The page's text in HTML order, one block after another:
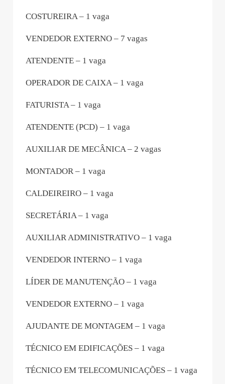
COSTUREIRA – 1 vaga
VENDEDOR EXTERNO – 7 vagas
ATENDENTE – 1 vaga
OPERADOR DE CAIXA – 1 vaga
FATURISTA – 1 vaga
ATENDENTE (PCD) – 1 vaga
AUXILIAR DE MECÂNICA – 2 vagas
MONTADOR – 1 vaga
CALDEIREIRO – 1 vaga
SECRETÁRIA – 1 vaga
AUXILIAR ADMINISTRATIVO – 1 vaga
VENDEDOR INTERNO – 1 vaga
LÍDER DE MANUTENÇÃO – 1 vaga
VENDEDOR EXTERNO – 1 vaga
AJUDANTE DE MONTAGEM – 1 vaga
TÉCNICO EM EDIFICAÇÕES – 1 vaga
TÉCNICO EM TELECOMUNICAÇÕES – 1 vaga